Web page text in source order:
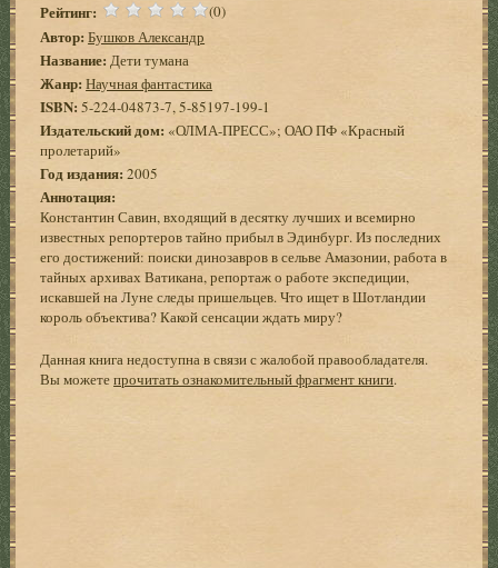
Рейтинг: (0)
Автор:Бушков Александр
Название: Дети тумана
Жанр: Научная фантастика
ISBN: 5-224-04873-7, 5-85197-199-1
Издательский дом: «ОЛМА-ПРЕСС»; ОАО ПФ «Красный
пролетарий»
Год издания:2005
Аннотация:
Константин Савин, входящий в десятку лучших и всемирно
известных репортеров тайно прибыл в Эдинбург. Из последних
его достижений: поиски динозавров в сельве Амазонии, работа в
тайных архивах Ватикана, репортаж о работе экспедиции,
искавшей на Луне следы пришельцев. Что ищет в Шотландии
король объектива? Какой сенсации ждать миру?
Данная книга недоступна в связи с жалобой правообладателя.
Вы можетепрочитать ознакомительный фрагмент книги.